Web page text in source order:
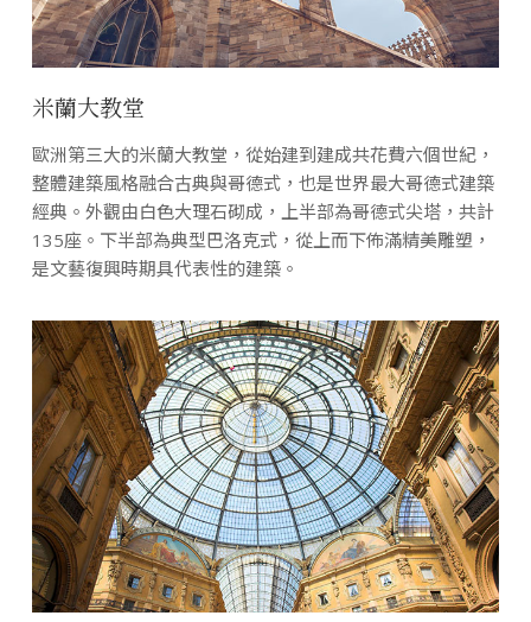
米蘭大教堂
歐洲第三大的米蘭大教堂，從始建到建成共花費六個世紀，
整體建築風格融合古典與哥德式，也是世界最大哥德式建築
經典。外觀由白色大理石砌成，上半部為哥德式尖塔，共計
135座。下半部為典型巴洛克式，從上而下佈滿精美雕塑，
是文藝復興時期具代表性的建築。